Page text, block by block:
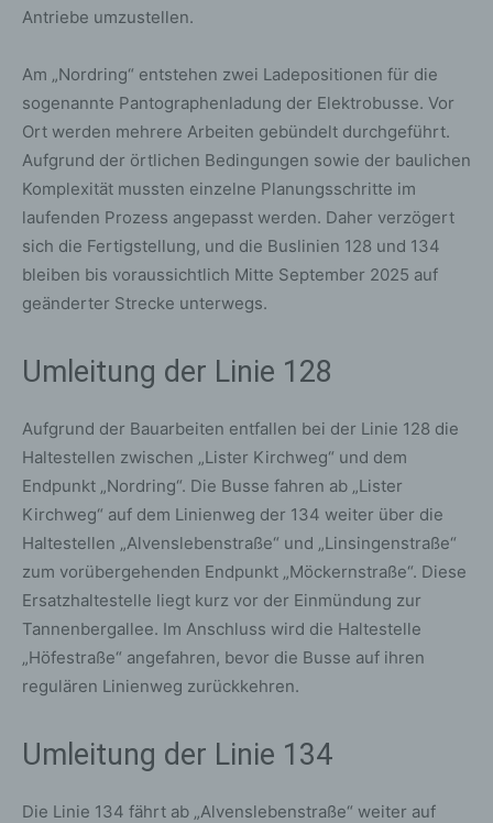
Antriebe umzustellen.
Am „Nordring“ entstehen zwei Ladepositionen für die
sogenannte Pantographenladung der Elektrobusse. Vor
Ort werden mehrere Arbeiten gebündelt durchgeführt.
Aufgrund der örtlichen Bedingungen sowie der baulichen
Komplexität mussten einzelne Planungsschritte im
laufenden Prozess angepasst werden. Daher verzögert
sich die Fertigstellung, und die Buslinien 128 und 134
bleiben bis voraussichtlich Mitte September 2025 auf
geänderter Strecke unterwegs.
Umleitung der Linie 128
Aufgrund der Bauarbeiten entfallen bei der Linie 128 die
Haltestellen zwischen „Lister Kirchweg“ und dem
Endpunkt „Nordring“. Die Busse fahren ab „Lister
Kirchweg“ auf dem Linienweg der 134 weiter über die
Haltestellen „Alvenslebenstraße“ und „Linsingenstraße“
zum vorübergehenden Endpunkt „Möckernstraße“. Diese
Ersatzhaltestelle liegt kurz vor der Einmündung zur
Tannenbergallee. Im Anschluss wird die Haltestelle
„Höfestraße“ angefahren, bevor die Busse auf ihren
regulären Linienweg zurückkehren.
Umleitung der Linie 134
Die Linie 134 fährt ab „Alvenslebenstraße“ weiter auf